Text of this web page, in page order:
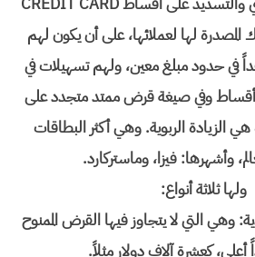
المصدرة لها لعملائها، على أن يكون لهم
في حدود مبلغ معين، ولهم تسهيلات في
وفي صيغة قرض ممتد متجدد على
الزيادة الربوية. وهي أكثر البطاقات
وأشهرها: فيزا، وماستركارد.
ولها ثلاثة أنواع:
وهي التي لا يتجاوز فيها القرض الممنوح
أعلى، كعشرة آلاف دولار مثلاً.